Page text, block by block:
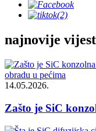
najnovije
14.05.2026.
Zašto je SiC